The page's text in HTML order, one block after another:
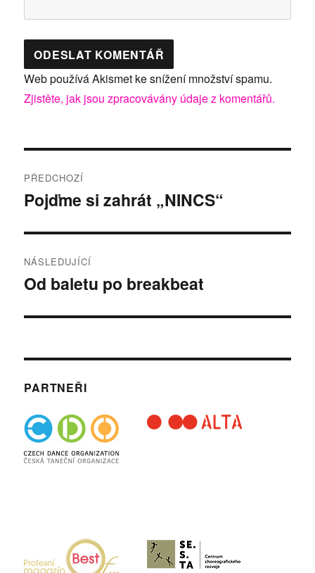
Web používá Akismet ke snížení množství spamu.
Zjistěte, jak jsou zpracovávány údaje z komentářů.
pro
PŘEDCHOZÍ
Předchozí
Pojďme si zahrát „NINCS“
NÁSLEDUJÍCÍ
Následující
Od baletu po breakbeat
PARTNEŘI